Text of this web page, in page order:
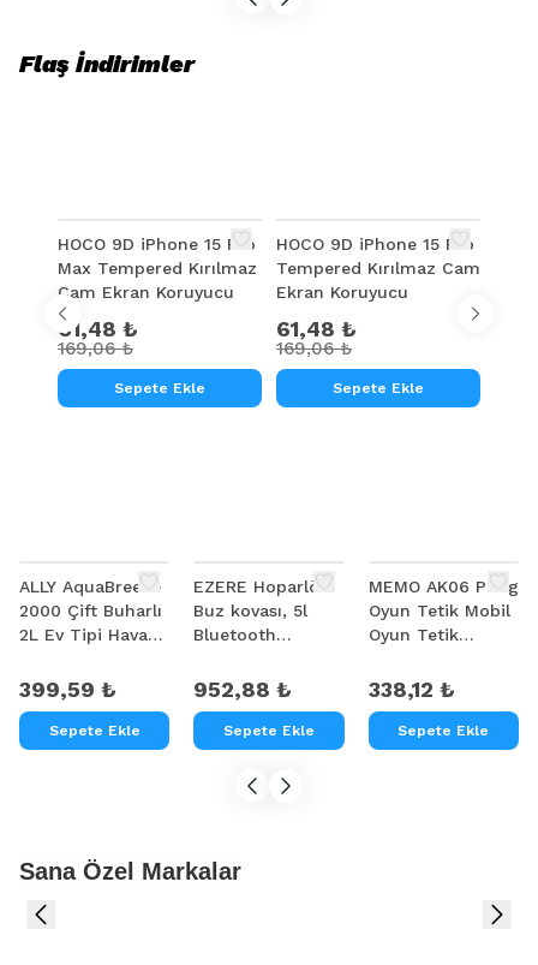
Flaş İndirimler
Zaman Daralıyor...
0
0
0
Fırsatları Kaçırma,
Hemen Sepete At
HOCO 9D iPhone 15 Pro
Max Tempered Kırılmaz
Cam Ekran Koruyucu
61,48 ₺
169,06 ₺
Sepete Ekle
HOCO 9D iPhone 15 Pro
Tempered Kırılmaz Cam
Ekran Koruyucu
61,48 ₺
169,06 ₺
Sepete Ekle
ALLY AquaBreeze
2000 Çift Buharlı
2L Ev Tipi Hava
399,59 ₺
Sepete Ekle
EZERE Hoparlör
Buz kovası, 5l
Bluetooth
Renkli Buz kovası
952,88 ₺
Sepete Ekle
MEMO AK06 Pubg
Oyun Tetik Mobil
Oyun Tetik
338,12 ₺
Sepete Ekle
Sana Özel Markalar